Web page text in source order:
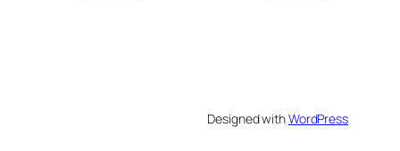
Designed withWordPress